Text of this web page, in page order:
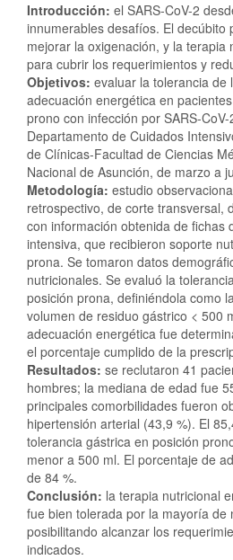
Introducción: el SARS-CoV-2
innumerables desafíos. El decúbito
mejorar la oxigenación, y la terapia
para cubrir los requerimientos y
Objetivos: evaluar la tolerancia de
adecuación energética en
prono con infección por SARS-
Departamento de Cuidados
de Clínicas-Facultad de Ciencias
Nacional de Asunción, de marzo a
Metodología: estudio
retrospectivo, de corte transversal,
con información obtenida de fichas
intensiva, que recibieron soporte
prona. Se tomaron datos
nutricionales. Se evaluó la
posición prona, definiéndola como
volumen de residuo gástrico < 500
adecuación energética fue
el porcentaje cumplido de la
Resultados: se reclutaron 41
hombres; la mediana de edad fue
principales comorbilidades fueron
hipertensión arterial (43,9 %). El
tolerancia gástrica en posición
menor a 500 ml. El porcentaje de
de 84 %.
Conclusión: la terapia nutricional
fue bien tolerada por la mayoría de
posibilitando alcanzar los
indicados.